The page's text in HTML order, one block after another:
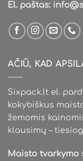
El. paštas:
AČIŪ, KAD
Sixpack.lt el.
kokybiškus
žemomis
klausimų –
Maisto tvarkymo